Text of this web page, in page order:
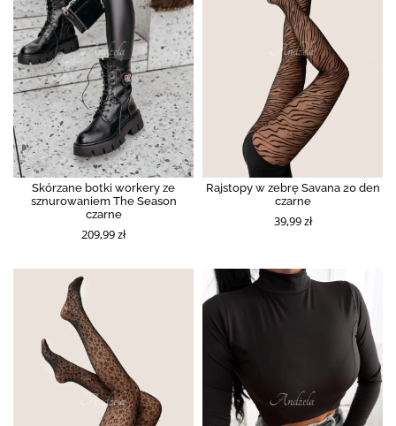
Skórzane botki workery ze
sznurowaniem The Season
czarne
209,99 zł
Rajstopy w zebrę Savana 20 den
czarne
39,99 zł